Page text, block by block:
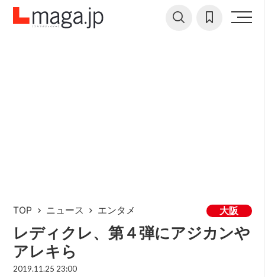
TOP ニュース エンタメ 大阪
レディクレ、第４弾にアジカンや
アレキら
2019.11.25 23:00